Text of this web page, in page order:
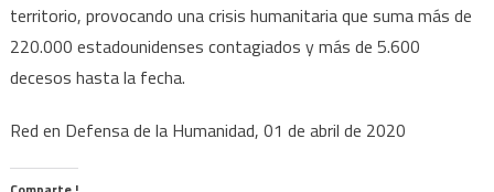
territorio, provocando una crisis humanitaria que suma más de
220.000 estadounidenses contagiados y más de 5.600
decesos hasta la fecha.
Red en Defensa de la Humanidad, 01 de abril de 2020